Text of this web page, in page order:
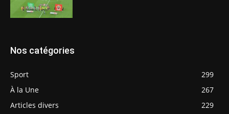
Nos catégories
Sport
299
À la Une
267
Articles divers
229